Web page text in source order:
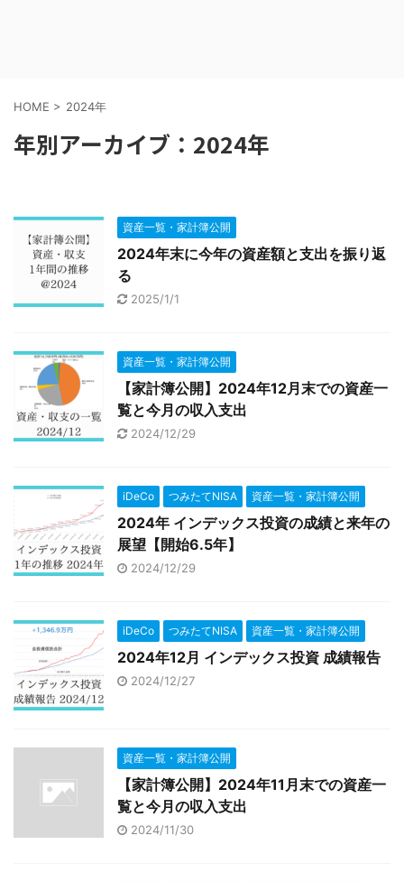
HOME > 2024年
年別アーカイブ：2024年
資産一覧・家計簿公開
2024年末に今年の資産額と支出を振り返
る
2025/1/1
資産一覧・家計簿公開
【家計簿公開】2024年12月末での資産一
覧と今月の収入支出
2024/12/29
iDeCo つみたてNISA 資産一覧・家計簿公開
2024年 インデックス投資の成績と来年の
展望【開始6.5年】
2024/12/29
iDeCo つみたてNISA 資産一覧・家計簿公開
2024年12月 インデックス投資 成績報告
2024/12/27
資産一覧・家計簿公開
【家計簿公開】2024年11月末での資産一
覧と今月の収入支出
2024/11/30